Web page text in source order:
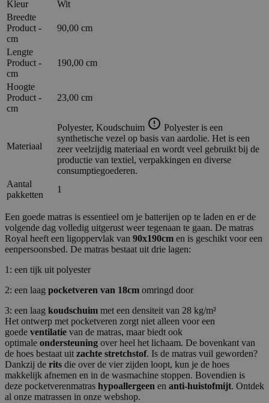
Kleur
Wit
Breedte
Product -
cm
90,00 cm
Lengte
Product -
cm
190,00 cm
Hoogte
Product -
cm
23,00 cm
Materiaal
Polyester, Koudschuim
Polyester is een
synthetische vezel op basis van aardolie. Het is een
zeer veelzijdig materiaal en wordt veel gebruikt bij de
productie van textiel, verpakkingen en diverse
consumptiegoederen.
Aantal
pakketten
1
Een goede matras is essentieel om je batterijen op te laden en er de
volgende dag volledig uitgerust weer tegenaan te gaan. De matras
Royal heeft een ligoppervlak van 90x190cm en is geschikt voor een
eenpersoonsbed. De matras bestaat uit drie lagen:
1: een tijk uit polyester
2: een laag pocketveren van 18cm omringd door
3: een laag koudschuim met een densiteit van 28 kg/m²
Het ontwerp met pocketveren zorgt niet alleen voor een
goede ventilatie van de matras, maar biedt ook
optimale ondersteuning over heel het lichaam. De bovenkant van
de hoes bestaat uit zachte stretchstof. Is de matras vuil geworden?
Dankzij de rits die over de vier zijden loopt, kun je de hoes
makkelijk afnemen en in de wasmachine stoppen. Bovendien is
deze pocketverenmatras hypoallergeen en anti-huistofmijt. Ontdek
al onze matrassen in onze webshop.